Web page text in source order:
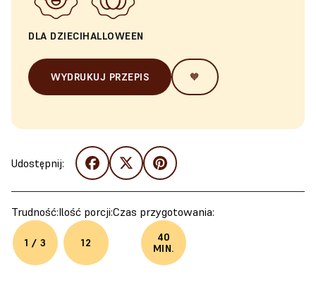
DLA DZIECIHALLOWEEN
WYDRUKUJ PRZEPIS 🧡
Udostępnij:
Trudność:
1 / 3
Ilość porcji:
12
Czas przygotowania:
40
MIN.